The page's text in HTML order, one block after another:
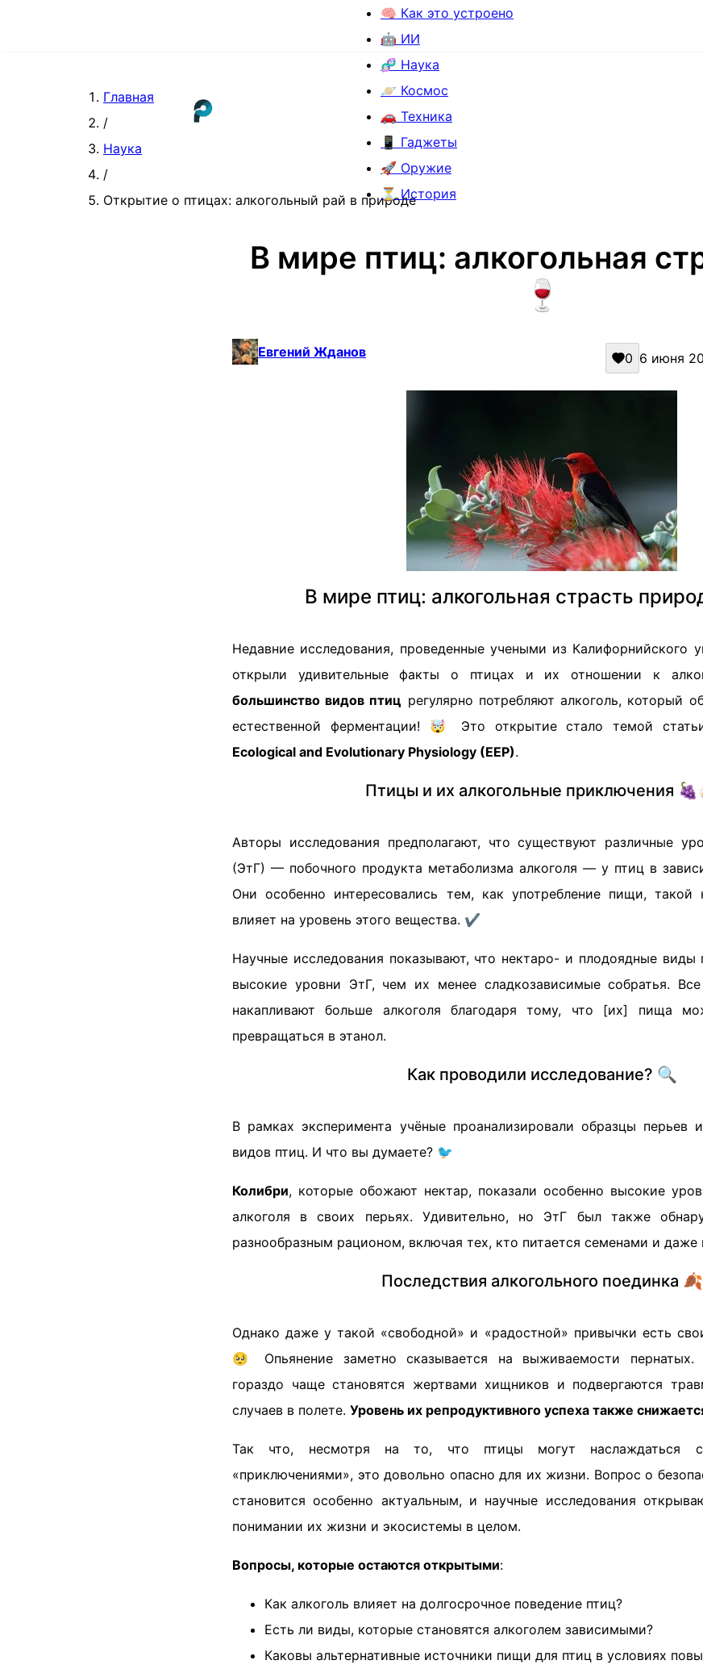
🧠 Как это устроено
🤖 ИИ
🧬 Наука
🪐 Космос
🚗 Техника
📱 Гаджеты
🚀 Оружие
⏳ История
Главная
/
Наука
/
Открытие о птицах: алкогольный рай в природе
В мире птиц: алкогольная
🍷
Евгений Жданов 0 6 июня
В мире птиц: алкогольная страсть
Недавние исследования, проведенные учеными из Калифорнийского
открыли удивительные факты о птицах и их отношении к
большинство видов птиц регулярно потребляют алкоголь, который
естественной ферментации! 🤯 Это открытие стало темой
Ecological and Evolutionary Physiology (EEP).
Птицы и их алкогольные приключения
Авторы исследования предполагают, что существуют различные
(ЭтГ) — побочного продукта метаболизма алкоголя — у птиц в
Они особенно интересовались тем, как употребление пищи,
влияет на уровень этого вещества. ✔️
Научные исследования показывают, что нектаро- и плодоядные
высокие уровни ЭтГ, чем их менее сладкозависимые собратья.
накапливают больше алкоголя благодаря тому, что [их] пища
превращаться в этанол.
Как проводили исследование? 🔍
В рамках эксперимента учёные проанализировали образцы перьев
видов птиц. И что вы думаете? 🐦
Колибри, которые обожают нектар, показали особенно высокие
алкоголя в своих перьях. Удивительно, но ЭтГ был также
разнообразным рационом, включая тех, кто питается семенами и
Последствия алкогольного поединка 🍂
Однако даже у такой «свободной» и «радостной» привычки есть
🥺 Опьянение заметно сказывается на выживаемости
гораздо чаще становятся жертвами хищников и подвергаются
случаев в полете. Уровень их репродуктивного успеха также
Так что, несмотря на то, что птицы могут наслаждаться
«приключениями», это довольно опасно для их жизни. Вопрос о
становится особенно актуальным, и научные исследования
понимании их жизни и экосистемы в целом.
Вопросы, которые остаются открытыми:
Как алкоголь влияет на долгосрочное поведение птиц?
Есть ли виды, которые становятся алкоголем зависимыми?
Каковы альтернативные источники пищи для птиц в условиях